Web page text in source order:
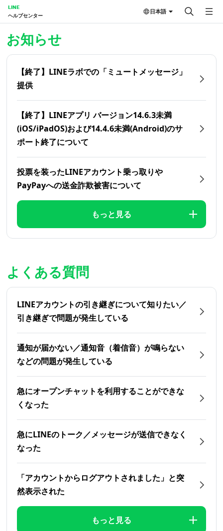
LINE
ヘルプセンター
日本語
お知らせ
【終了】LINEラボでの「ミュートメッセージ」
提供
【終了】LINEアプリ バージョン14.6.3未満
(iOS/iPadOS)および14.4.6未満(Android)のサ
ポート終了について
投票を装ったLINEアカウント乗っ取りや
PayPayへの送金詐欺被害について
もっと見る
よくある質問
LINEアカウントの引き継ぎについて知りたい／
引き継ぎで問題が発生している
通知が届かない／通知音（着信音）が鳴らない
などの問題が発生している
急にオープンチャットを利用することができな
くなった
急にLINEのトーク／メッセージが送信できなく
なった
「アカウントからログアウトされました」と突
然表示された
もっと見る